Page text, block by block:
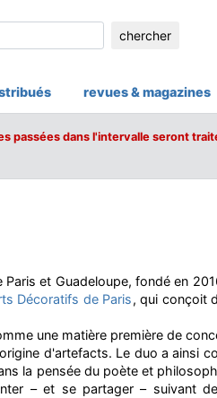
chercher
revues & magazines
passées dans l'intervalle seront
et Guadeloupe, fondé en
Décoratifs de Paris, qui conçoit
une matière première de
d'artefacts. Le duo a ainsi
la pensée du poète et
– et se partager – suivant